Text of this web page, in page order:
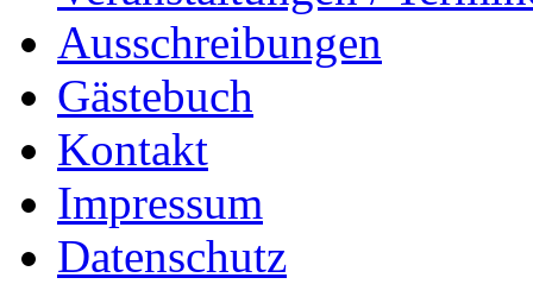
Ausschreibungen
Gästebuch
Kontakt
Impressum
Datenschutz